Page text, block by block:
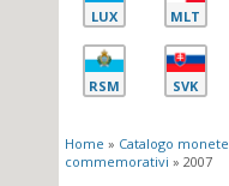
LUX MLT
RSM SVK
Home » Catalogo monete
commemorativi » 2007